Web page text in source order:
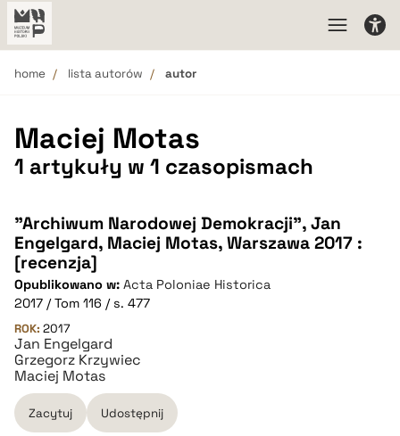
home lista autorów autor
Maciej Motas
1 artykuły w 1 czasopismach
"Archiwum Narodowej Demokracji", Jan
Engelgard, Maciej Motas, Warszawa 2017 :
[recenzja]
Opublikowano w: Acta Poloniae Historica
2017 / Tom 116 / s. 477
ROK: 2017
Jan Engelgard
Grzegorz Krzywiec
Maciej Motas
Zacytuj Udostępnij